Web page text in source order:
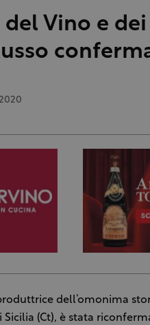
del Vino e
dell’omonima
Sicilia (Ct), è stata